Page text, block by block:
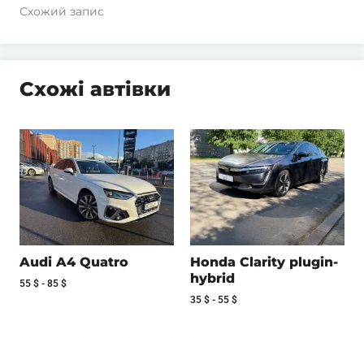
Схожий запис
Схожі автівки
Audi A4 Quatro
55 $ - 85 $
Honda Clarity plugin-
hybrid
35 $ - 55 $